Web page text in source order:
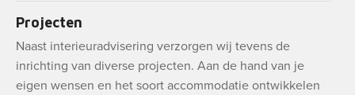
Projecten
Naast interieuradvisering verzorgen wij tevens de
inrichting van diverse projecten. Aan de hand van je
eigen wensen en het soort accommodatie ontwikkelen